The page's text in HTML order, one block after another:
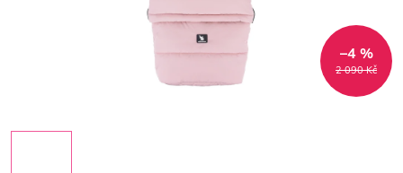
2 090 Kč
–4 %